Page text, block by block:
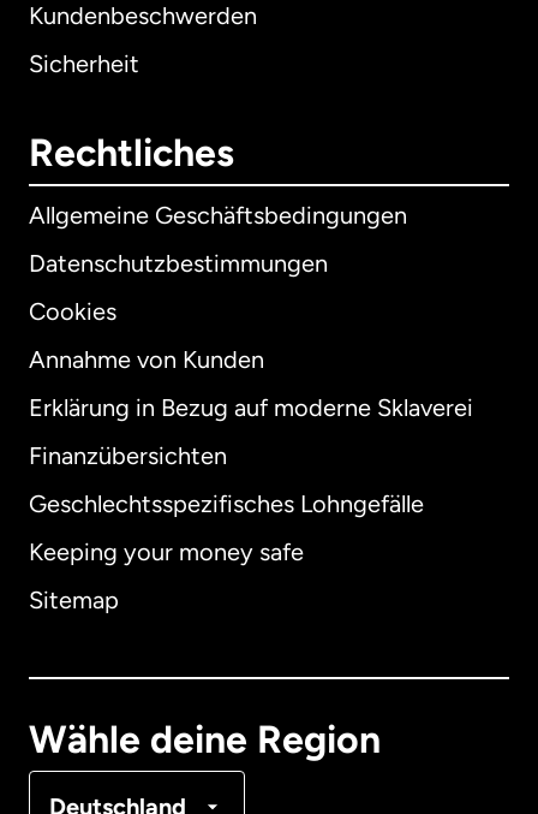
Kundenbeschwerden
Sicherheit
Rechtliches
Allgemeine Geschäftsbedingungen
Datenschutzbestimmungen
Cookies
Annahme von Kunden
Erklärung in Bezug auf moderne Sklaverei
Finanzübersichten
Geschlechtsspezifisches Lohngefälle
Keeping your money safe
Sitemap
Wähle deine Region
Deutschland
International English
Australien